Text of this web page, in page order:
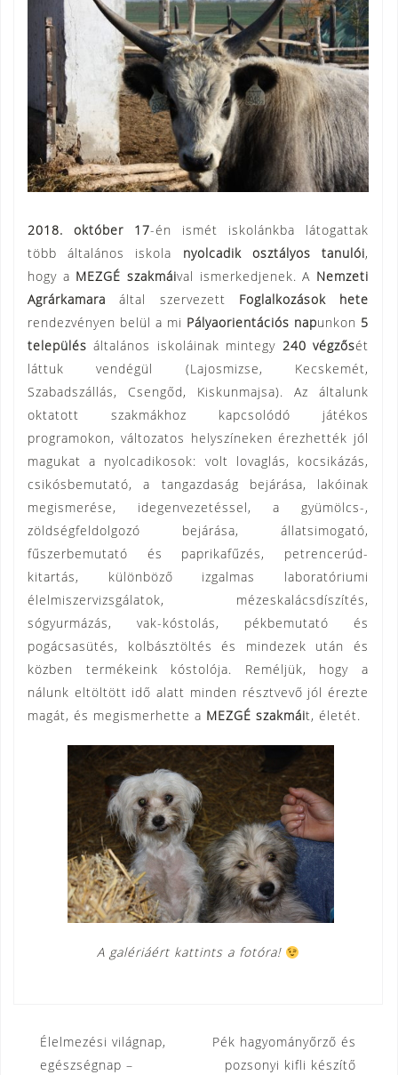
2018. október 17-én ismét iskolánkba látogattak
több általános iskola nyolcadik osztályos tanulói,
hogy a MEZGÉ szakmáival ismerkedjenek. A Nemzeti
Agrárkamara által szervezett Foglalkozások hete
rendezvényen belül a mi Pályaorientációs napunkon 5
település általános iskoláinak mintegy 240 végzősét
láttuk vendégül (Lajosmizse, Kecskemét,
Szabadszállás, Csengőd, Kiskunmajsa). Az általunk
oktatott szakmákhoz kapcsolódó játékos
programokon, változatos helyszíneken érezhették jól
magukat a nyolcadikosok: volt lovaglás, kocsikázás,
csikósbemutató, a tangazdaság bejárása, lakóinak
megismerése, idegenvezetéssel, a gyümölcs-,
zöldségfeldolgozó bejárása, állatsimogató,
fűszerbemutató és paprikafűzés, petrencerúd-
kitartás, különböző izgalmas laboratóriumi
élelmiszervizsgálatok, mézeskalácsdíszítés,
sógyurmázás, vak-kóstolás, pékbemutató és
pogácsasütés, kolbásztöltés és mindezek után és
közben termékeink kóstolója. Reméljük, hogy a
nálunk eltöltött idő alatt minden résztvevő jól érezte
magát, és megismerhette a MEZGÉ szakmáit, életét.
A galériáért kattints a fotóra!
Bejegyzés
Élelmezési világnap,
egészségnap –
Pék hagyományőrző és
pozsonyi kifli készítő